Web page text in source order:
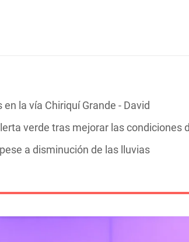
la vía Chiriquí Grande - David
verde tras mejorar las condiciones
a disminución de las lluvias